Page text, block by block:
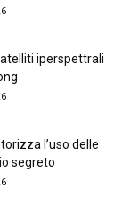
iperspettrali
l’uso delle
segreto